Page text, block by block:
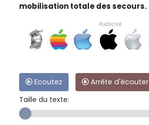
mobilisation totale des secours.
Publicité
Ecoutez
Arrête d'écouter
Taille du texte: